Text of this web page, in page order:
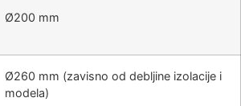
Ø200 mm
Ø260 mm (zavisno od debljine izolacije i
modela)